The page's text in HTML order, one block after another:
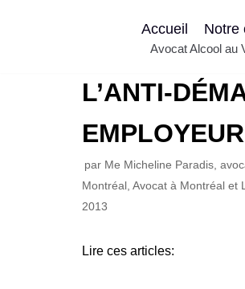
Avocat Alcool au
Accueil Notre
L’ANTI-
EMPLOYEUR
par Me Micheline Paradis,
Montréal , Avocat à Montréal et
2013
Lire ces articles: